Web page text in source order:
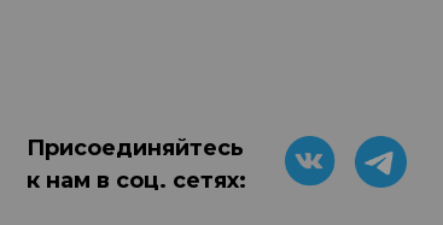
Присоединяйтесь
к нам в соц. сетях: